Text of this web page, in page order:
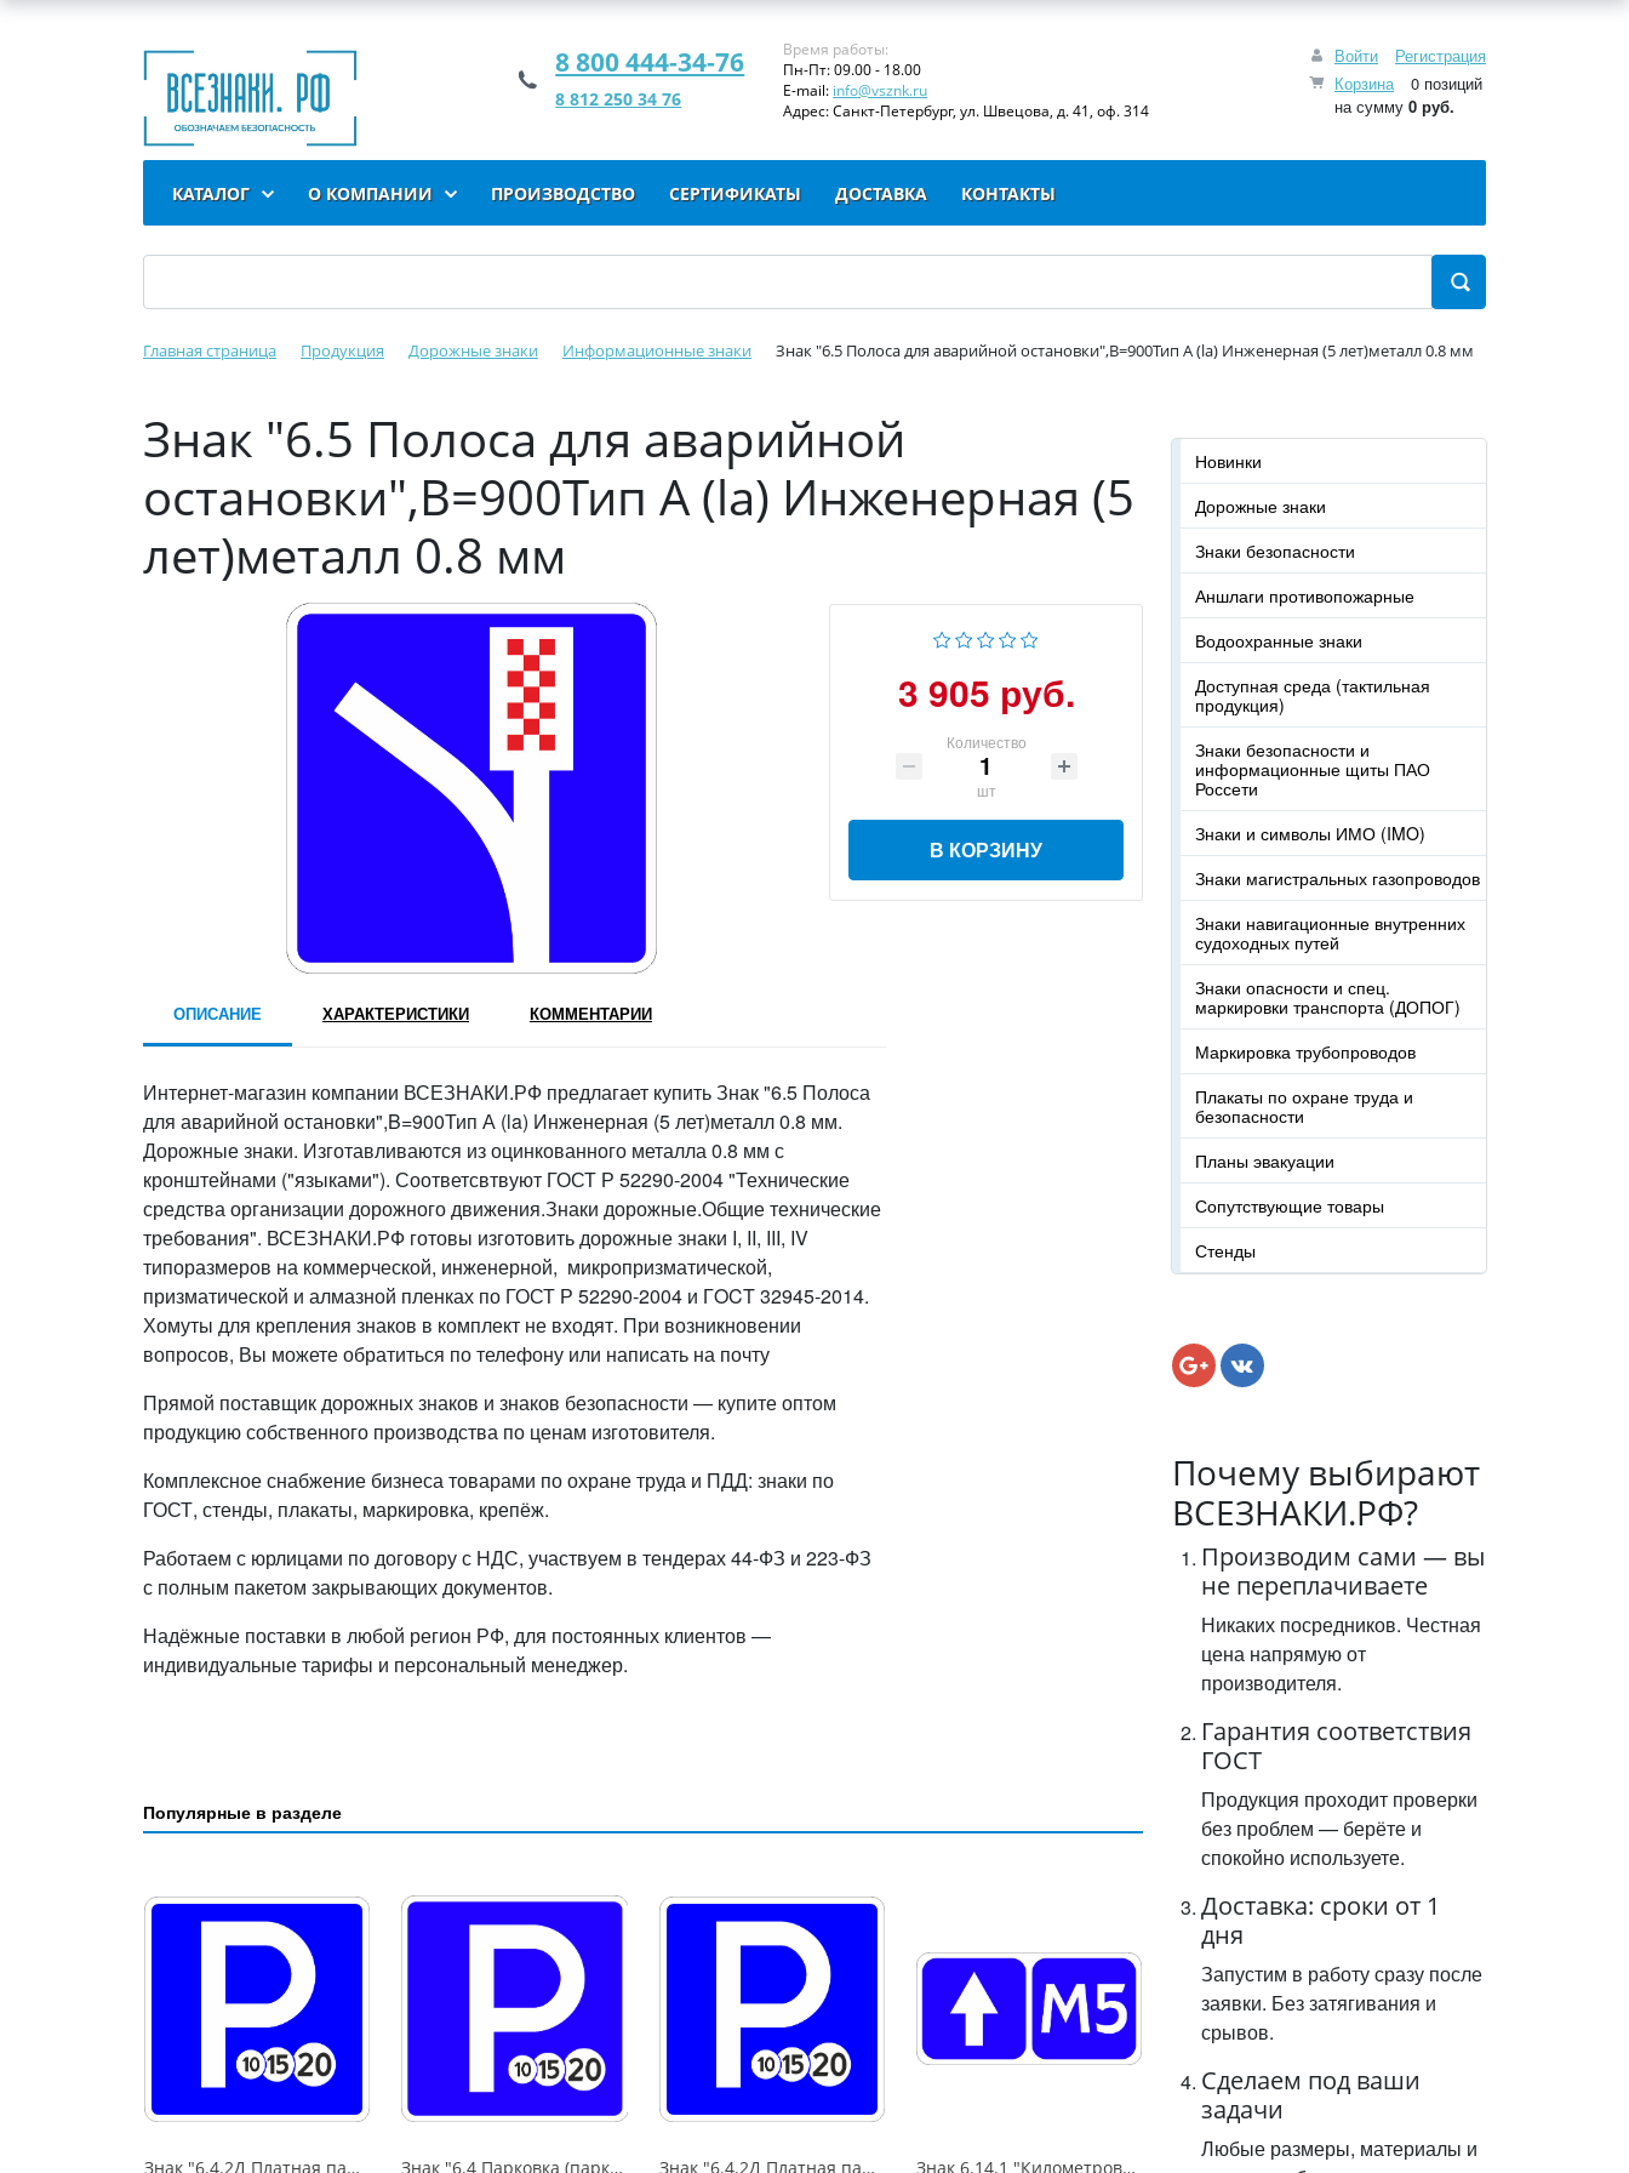
Войти
Регистрация
Корзина
0 позиций
на сумму 0 руб.
8 800 444-34-76
8 812 250 34 76
Время работы:
Пн-Пт: 09.00 - 18.00
E-mail: info@vsznk.ru
Адрес: Санкт-Петербург, ул. Швецова, д. 41, оф. 314
КАТАЛОГ О КОМПАНИИ ПРОИЗВОДСТВО СЕРТИФИКАТЫ ДОСТАВКА КОНТАКТЫ
Главная страница Продукция Дорожные знаки Информационные знаки Знак "6.5 Полоса для аварийной остановки",B=900Тип А (la) Инженерная (5 лет)металл 0.8 мм
Знак "6.5 Полоса для аварийной
остановки",B=900Тип А (la) Инженерная (5
лет)металл 0.8 мм
3 905 руб.
Количество
шт
В КОРЗИНУ
ОПИСАНИЕ ХАРАКТЕРИСТИКИ КОММЕНТАРИИ
Интернет-магазин компании ВСЕЗНАКИ.РФ предлагает купить Знак "6.5 Полоса
для аварийной остановки",B=900Тип А (la) Инженерная (5 лет)металл 0.8 мм.
Дорожные знаки. Изготавливаются из оцинкованного металла 0.8 мм с
кронштейнами ("языками"). Соответсвтвуют ГОСТ Р 52290-2004 "Технические
средства организации дорожного движения.Знаки дорожные.Общие технические
требования". ВСЕЗНАКИ.РФ готовы изготовить дорожные знаки I, II, III, IV
типоразмеров на коммерческой, инженерной, микропризматической,
призматической и алмазной пленках по ГОСТ Р 52290-2004 и ГOCT 32945-2014.
Хомуты для крепления знаков в комплект не входят. При возникновении
вопросов, Вы можете обратиться по телефону или написать на почту
Прямой поставщик дорожных знаков и знаков безопасности — купите оптом
продукцию собственного производства по ценам изготовителя.
Комплексное снабжение бизнеса товарами по охране труда и ПДД: знаки по
ГОСТ, стенды, плакаты, маркировка, крепёж.
Работаем с юрлицами по договору с НДС, участвуем в тендерах 44-ФЗ и 223-ФЗ
с полным пакетом закрывающих документов.
Надёжные поставки в любой регион РФ, для постоянных клиентов —
индивидуальные тарифы и персональный менеджер.
Популярные в разделе
Знак "6.4.2Д Платная парковка для автотранспорта»,B=600,Тип А Коммерческая (3 года),металл 0.8 мм
Знак "6.4 Парковка (парковочное место)",B=600,Тип А (1б) Микропризм. (7-9 лет)металл 0.8 мм
Знак "6.4.2Д Платная парковка для автотранспорта»,B=700Тип А (la) Инженерная (5 лет)металл 0.8 мм
Знак 6.14.1 "Километровый знак",350*700Тип А (1б) Микропризм. (7-9 лет)металл 0.8 мм
Новинки
Дорожные знаки
Знаки безопасности
Аншлаги противопожарные
Водоохранные знаки
Доступная среда (тактильная
продукция)
Знаки безопасности и
информационные щиты ПАО
Россети
Знаки и символы ИМО (IMO)
Знаки магистральных газопроводов
Знаки навигационные внутренних
судоходных путей
Знаки опасности и спец.
маркировки транспорта (ДОПОГ)
Маркировка трубопроводов
Плакаты по охране труда и
безопасности
Планы эвакуации
Сопутствующие товары
Стенды
Почему выбирают
ВСЕЗНАКИ.РФ?
Производим сами — вы
не переплачиваете
Никаких посредников. Честная
цена напрямую от
производителя.
Гарантия соответствия
ГОСТ
Продукция проходит проверки
без проблем — берёте и
спокойно используете.
Доставка: сроки от 1
дня
Запустим в работу сразу после
заявки. Без затягивания и
срывов.
Сделаем под ваши
задачи
Любые размеры, материалы и